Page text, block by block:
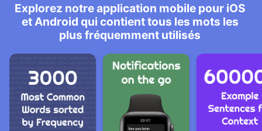
Explorez notre application mobile pour iOS
et Android qui contient tous les mots les
plus fréquemment utilisés